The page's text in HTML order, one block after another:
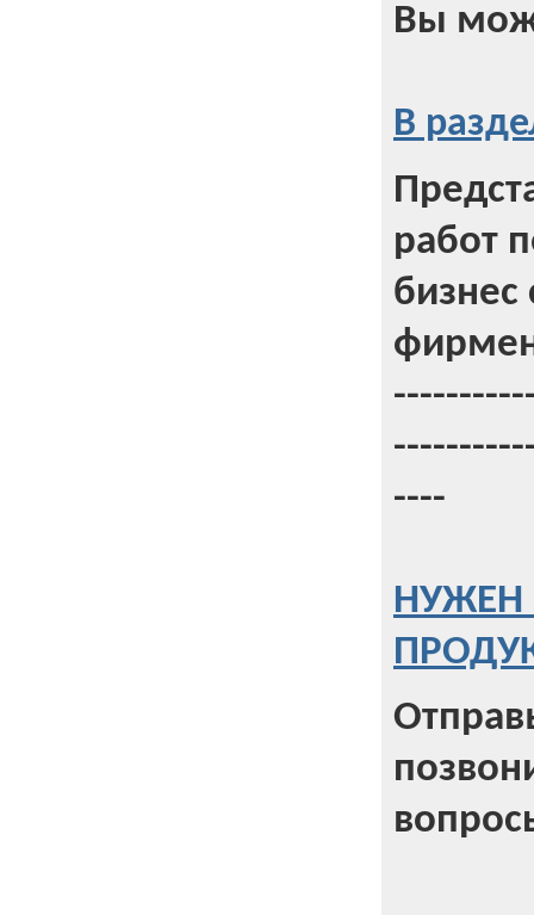
Вы
В
работ
бизнес
----
НУЖЕН